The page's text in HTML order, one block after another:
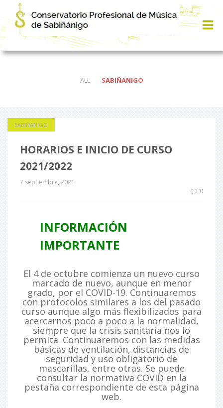
ALL SABIÑANIGO
SABIÑANIGO
HORARIOS E INICIO DE CURSO
2021/2022
7 septiembre, 2021
0
INFORMACIÓN
IMPORTANTE
El 4 de octubre comienza un nuevo curso
marcado de nuevo, aunque en menor
grado, por el COVID-19. Continuaremos
con protocolos similares a los del pasado
curso aunque algo más flexibilizados para
acercarnos poco a poco a la normalidad,
siempre que la crisis sanitaria nos lo
permita. Continuaremos con las medidas
básicas de ventilación, distancias de
seguridad y uso obligatorio de
mascarillas, entre otras. Se puede
consultar la normativa COVID en la
pestaña correspondiente de esta página
web.